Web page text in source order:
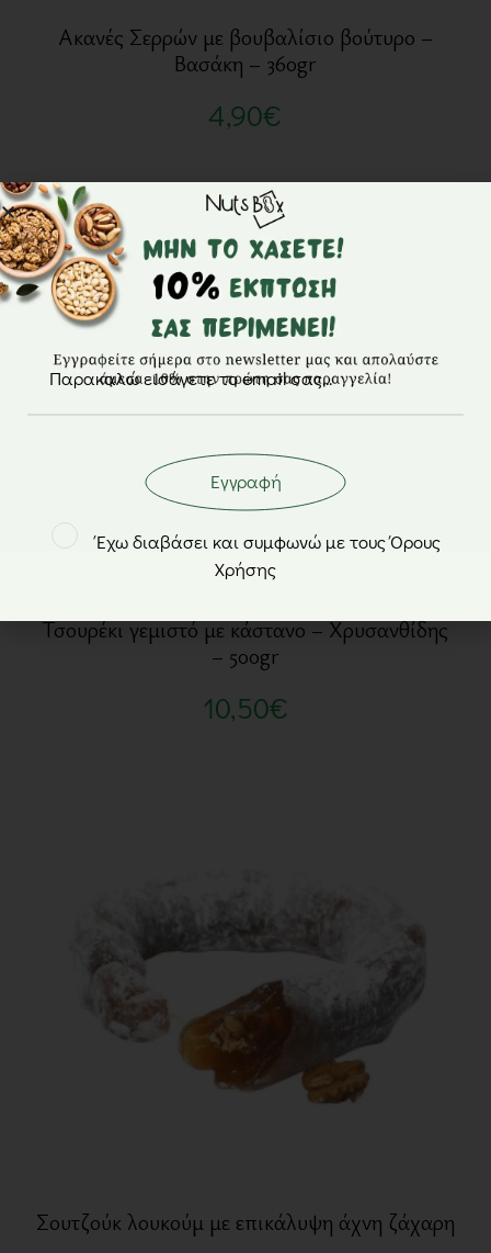
Ακανές Σερρών με βουβαλίσιο βούτυρο –
Βασάκη – 360gr
4,90€
Τσουρέκι γεμιστό με κάστανο – Χρυσανθίδης
– 500gr
10,50€
Σουτζούκ λουκούμ με επικάλυψη άχνη ζάχαρη
Εγγραφή
Έχω διαβάσει και συμφωνώ με τους Όρους
Χρήσης